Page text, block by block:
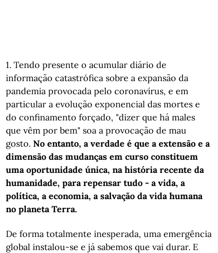
1. Tendo presente o acumular diário de
informação catastrófica sobre a expansão da
pandemia provocada pelo coronavírus, e em
particular a evolução exponencial das mortes e
do confinamento forçado, "dizer que há males
que vêm por bem" soa a provocação de mau
gosto. No entanto, a verdade é que a extensão e a
dimensão das mudanças em curso constituem
uma oportunidade única, na história recente da
humanidade, para repensar tudo - a vida, a
política, a economia, a salvação da vida humana
no planeta Terra.
De forma totalmente inesperada, uma emergência
global instalou-se e já sabemos que vai durar. E